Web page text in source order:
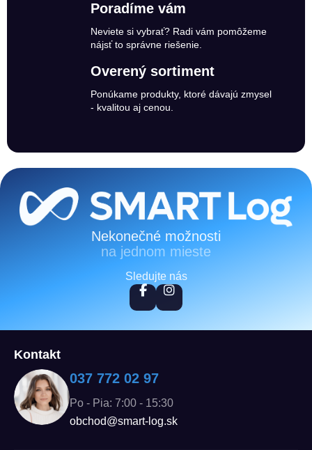
Poradíme vám
Neviete si vybrať? Radi vám pomôžeme
nájsť to správne riešenie.
Overený sortiment
Ponúkame produkty, ktoré dávajú zmysel
- kvalitou aj cenou.
Zápätie
Nekonečné možnosti
na jednom mieste
Sledujte nás
Kontakt
037 772 02 97
Po - Pia: 7:00 - 15:30
obchod@smart-log.sk